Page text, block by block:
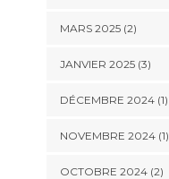
MARS 2025(2)
JANVIER 2025(3)
DÉCEMBRE 2024(1)
NOVEMBRE 2024(1)
OCTOBRE 2024(2)